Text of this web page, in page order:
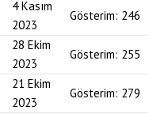
4 Kasım
2023
Gösterim: 246
28 Ekim
2023
Gösterim: 255
21 Ekim
2023
Gösterim: 279